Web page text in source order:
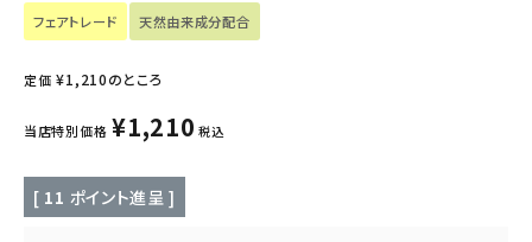
インナー・下着・ナイトウェア
フード・ドリンク
フェアトレード 天然由来成分配合
定価 ¥1,210のところ
当店特別価格 ¥1,210 税込
[ 11 ポイント進呈 ]